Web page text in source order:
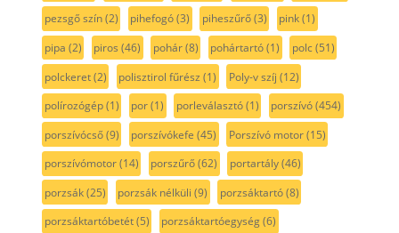
pezsgő szín(2) pihefogó(3) piheszűrő(3) pink(1)
pipa (2) piros (46) pohár(8) pohártartó(1) polc(51)
polckeret(2) polisztirol fűrész (1) Poly-v szíj (12)
polírozógép(1) por(1) porleválasztó(1) porszívó(454)
porszívócső(9) porszívókefe (45) Porszívó motor(15)
porszívómotor(14) porszűrő(62) portartály(46)
porzsák(25) porzsák nélküli (9) porzsáktartó(8)
porzsáktartóbetét(5) porzsáktartóegység(6)